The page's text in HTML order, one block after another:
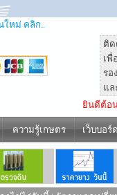
ใหม่ คลิก..
ติด
เพื่
รอ
แล
ยินดีต้อ
ความรู้เกษตร เว็บบอร์ด